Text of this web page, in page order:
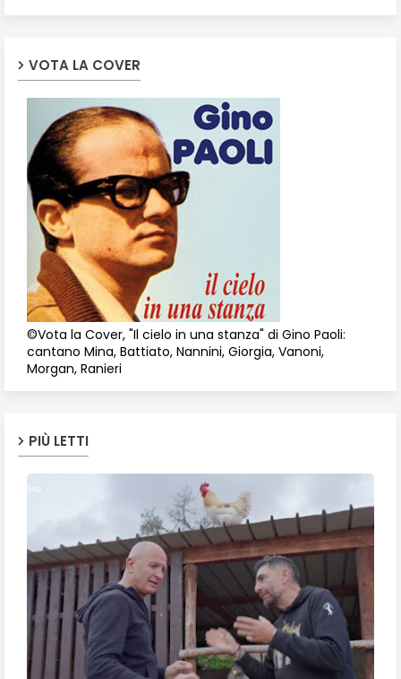
VOTA LA COVER
©Vota la Cover, "Il cielo in una stanza" di Gino Paoli:
cantano Mina, Battiato, Nannini, Giorgia, Vanoni,
Morgan, Ranieri
PIÙ LETTI